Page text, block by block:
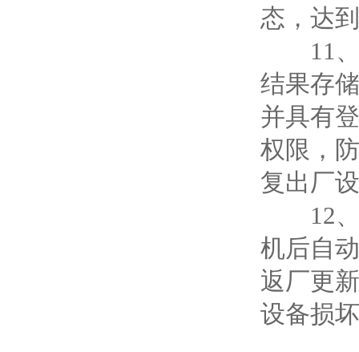
态，达
11、
结果存
并具有
权限，
复出厂
12、
机后自
返厂更
设备损